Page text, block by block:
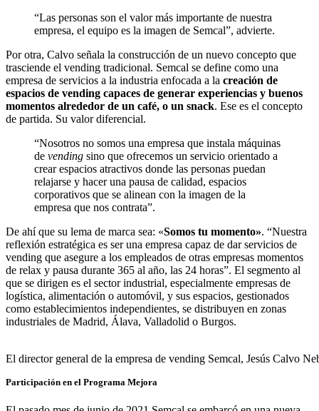
“Las personas son el valor más importante de nuestra
empresa, el equipo es la imagen de Semcal”, advierte.
Por otra, Calvo señala la construcción de un nuevo concepto que
trasciende el vending tradicional. Semcal se define como una
empresa de servicios a la industria enfocada a la creación de
espacios de vending capaces de generar experiencias y buenos
momentos alrededor de un café, o un snack. Ese es el concepto
de partida. Su valor diferencial.
“Nosotros no somos una empresa que instala máquinas
de vending sino que ofrecemos un servicio orientado a
crear espacios atractivos donde las personas puedan
relajarse y hacer una pausa de calidad, espacios
corporativos que se alinean con la imagen de la
empresa que nos contrata”.
De ahí que su lema de marca sea: «Somos tu momento». “Nuestra
reflexión estratégica es ser una empresa capaz de dar servicios de
vending que asegure a los empleados de otras empresas momentos
de relax y pausa durante 365 al año, las 24 horas”. El segmento al
que se dirigen es el sector industrial, especialmente empresas de
logística, alimentación o automóvil, y sus espacios, gestionados
como establecimientos independientes, se distribuyen en zonas
industriales de Madrid, Álava, Valladolid o Burgos.
El director general de la empresa de vending Semcal, Jesús Calvo
Participación en el Programa Mejora